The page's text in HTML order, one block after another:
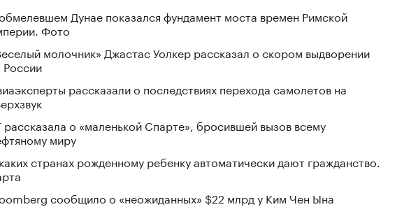
Дунае показался фундамент моста времен Римской
Фото
молочник» Джастас Уолкер рассказал о скором выдворении
России
рассказали о последствиях перехода самолетов на
рассказала о «маленькой Спарте», бросившей вызов всему
миру
странах рожденному ребенку автоматически дают гражданство.
сообщило о «неожиданных» $22 млрд у Ким Чен Ына